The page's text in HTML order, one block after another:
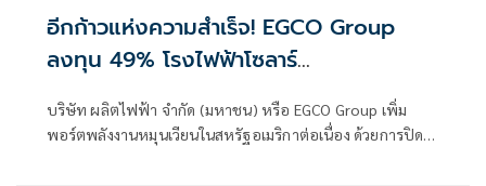
อีกก้าวแห่งความสำเร็จ! EGCO Group
ลงทุน 49% โรงไฟฟ้าโซลาร์
“Wheatsborough Solar” สหรัฐฯ เสริม
พอร์ตพลังงานสะอาดระดับโลก
บริษัท ผลิตไฟฟ้า จำกัด (มหาชน) หรือ EGCO Group เพิ่ม
พอร์ตพลังงานหมุนเวียนในสหรัฐอเมริกาต่อเนื่อง ด้วยการปิด